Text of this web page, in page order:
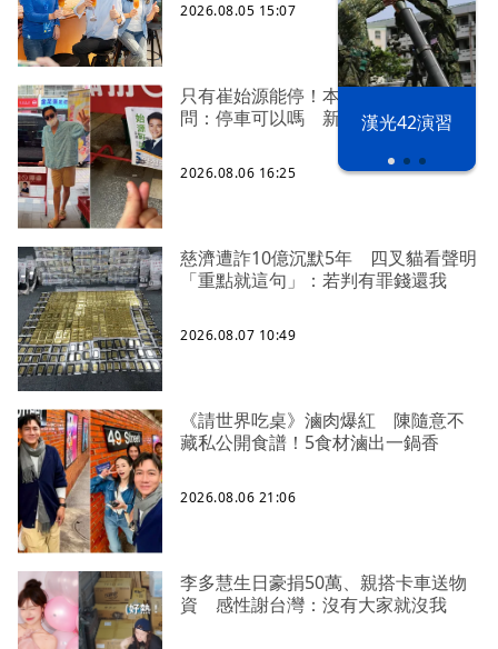
漢光42演習
2026.08.05 15:07
只有崔始源能停！本尊好奇找上門親
問：停車可以嗎 新北店員粉樂壞
2026.08.06 16:25
慈濟遭詐10億沉默5年 四叉貓看聲明
「重點就這句」：若判有罪錢還我
2026.08.07 10:49
《請世界吃桌》滷肉爆紅 陳隨意不
藏私公開食譜！5食材滷出一鍋香
2026.08.06 21:06
李多慧生日豪捐50萬、親搭卡車送物
資 感性謝台灣：沒有大家就沒我